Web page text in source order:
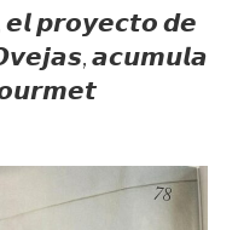
𝙥𝙧𝙤𝙮𝙚𝙘𝙩𝙤 𝙙𝙚
𝙖𝙘𝙪𝙢𝙪𝙡𝙖